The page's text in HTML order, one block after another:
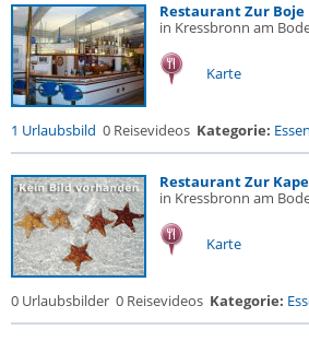
Restaurant Zur Boje
in Kressbronn am
Karte
1 Urlaubsbild 0 Reisevideos Kategorie:
Restaurant Zur
in Kressbronn am
Karte
0 Urlaubsbilder 0 Reisevideos Kategorie: